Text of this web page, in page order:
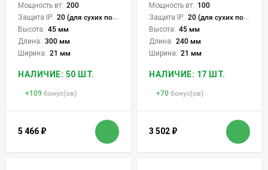
Мощность вт: 200
Защита IP: 20 (для сухих пом.)
Высота: 45 мм
Длина: 300 мм
Ширина: 21 мм
НАЛИЧИЕ: 50 ШТ.
+109 бонус(ов)
5 466 ₽
Мощность вт: 100
Защита IP: 20 (для сухих пом.)
Высота: 45 мм
Длина: 240 мм
Ширина: 21 мм
НАЛИЧИЕ: 17 ШТ.
+70 бонус(ов)
3 502 ₽